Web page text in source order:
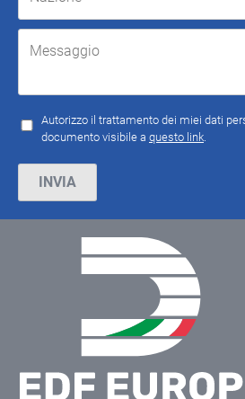
Autorizzo il trattamento dei miei dati
documento visibile a questo link
Si prega di lasciare vuoto